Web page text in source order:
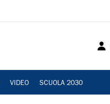
VIDEO SCUOLA 2030